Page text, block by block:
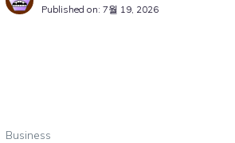
Published on: 7월 19, 2026
Business